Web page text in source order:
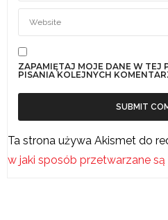
ZAPAMIĘTAJ MOJE DANE W TEJ
PISANIA KOLEJNYCH
Ta strona używa Akismet do
w jaki sposób przetwarzane